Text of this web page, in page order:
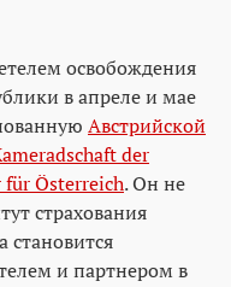
освобождения
в апреле и мае
Австрийской
der
Österreich. Он не
страхования
становится
и партнером в